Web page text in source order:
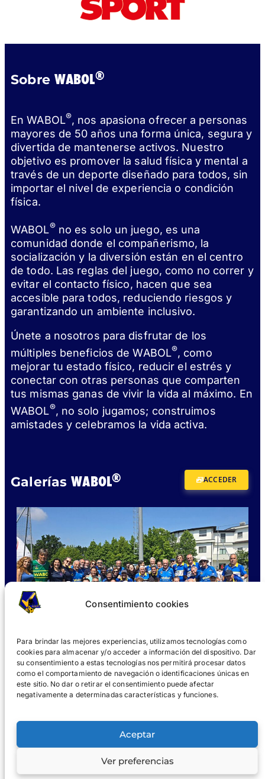
Consentimiento cookies
Para brindar las mejores experiencias, utilizamos tecnologías como
cookies para almacenar y/o acceder a información del dispositivo. Dar
su consentimiento a estas tecnologías nos permitirá procesar datos
como el comportamiento de navegación o identificaciones únicas en
este sitio. No dar o retirar el consentimiento puede afectar
negativamente a determinadas características y funciones.
Aceptar
Ver preferencias
Sobre WABOL®
En WABOL®, nos apasiona ofrecer a personas
mayores de 50 años una forma única, segura y
divertida de mantenerse activos. Nuestro
objetivo es promover la salud física y mental a
través de un deporte diseñado para todos, sin
importar el nivel de experiencia o condición
física.
WABOL®no es solo un juego, es una
comunidad donde el compañerismo, la
socialización y la diversión están en el centro
de todo. Las reglas del juego, como no correr y
evitar el contacto físico, hacen que sea
accesible para todos, reduciendo riesgos y
garantizando un ambiente inclusivo.
Únete a nosotros para disfrutar de los
múltiples beneficios de WABOL®, como
mejorar tu estado físico, reducir el estrés y
conectar con otras personas que comparten
tus mismas ganas de vivir la vida al máximo. En
WABOL®, no solo jugamos; construimos
amistades y celebramos la vida activa.
GaleríasWABOL® ACCEDER
WABOL
© 2024 WABOL y sus afiliados